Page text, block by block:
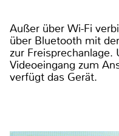
Außer über Wi-Fi
über Bluetooth mit
zur Freisprechanlage.
Videoeingang zum
verfügt das Gerät.